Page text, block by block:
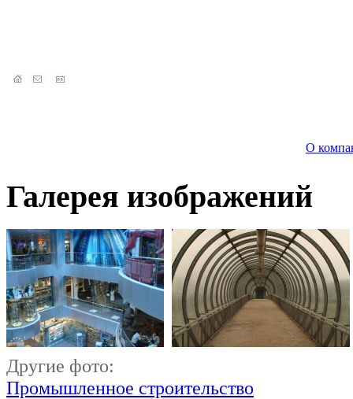
О
Галерея изображений
Другие фото:
Промышленное строительство